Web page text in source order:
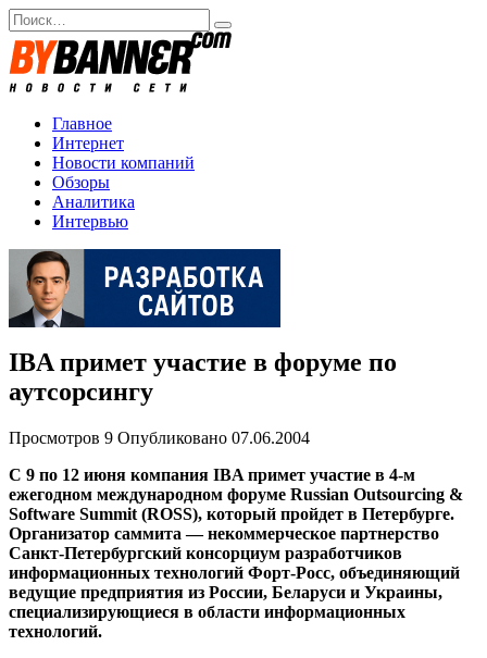
Перейти
к
содержанию
Search
for:
Главное
Интернет
Новости компаний
Обзоры
Аналитика
Интервью
IBA примет участие в форуме по
аутсорсингу
Просмотров 9 Опубликовано 07.06.2004
С 9 по 12 июня компания IBA примет участие в 4-м
ежегодном международном форуме Russian Outsourcing &
Software Summit (ROSS), который пройдет в Петербурге.
Организатор саммита — некоммерческое партнерство
Санкт-Петербургский консорциум разработчиков
информационных технологий Форт-Росс, объединяющий
ведущие предприятия из России, Беларуси и Украины,
специализирующиеся в области информационных
технологий.